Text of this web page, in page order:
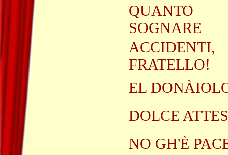
QUANTO
SOGNARE
FRATELLO!
EL
DOLCE
NO GH'È